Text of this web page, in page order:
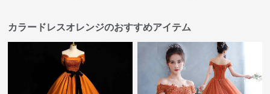
カラードレスオレンジのおすすめアイテム